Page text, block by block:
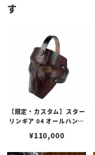
す
【限定・カスタム】スター
リンギア 04 オールハンド
タンプ/レッドブラウン
¥110,000